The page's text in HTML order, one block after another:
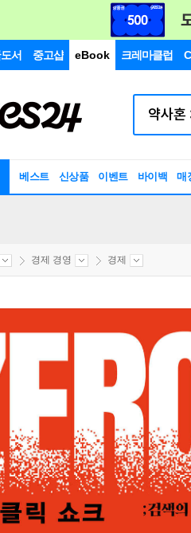
서 중고샵 eBook 크레마클럽
베스트 신상품 이벤트 바이백 매
경제 경영 경제